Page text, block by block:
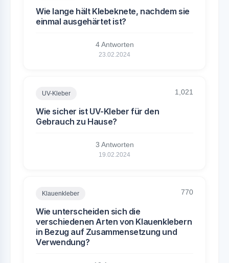
Wie lange hält Klebeknete, nachdem sie
einmal ausgehärtet ist?
4 Antworten
23.02.2024
UV-Kleber 1,021
Wie sicher ist UV-Kleber für den
Gebrauch zu Hause?
3 Antworten
19.02.2024
Klauenkleber 770
Wie unterscheiden sich die
verschiedenen Arten von Klauenklebern
in Bezug auf Zusammensetzung und
Verwendung?